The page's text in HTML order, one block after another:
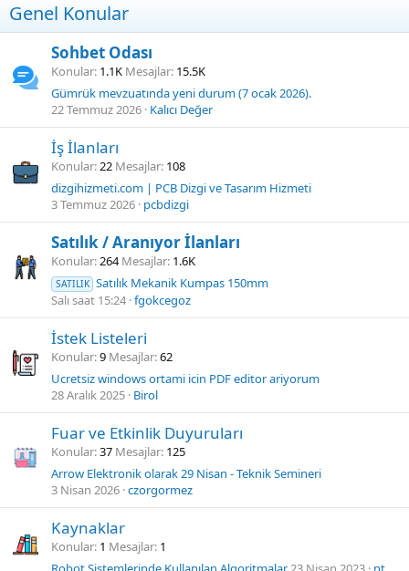
Genel Konular
Sohbet Odası
Konular 1.1K Mesajlar 15.5K
Gümrük mevzuatında yeni durum (7 ocak 2026).
22 Temmuz 2026 Kalıcı Değer
İş İlanları
Konular 22 Mesajlar 108
dizgihizmeti.com | PCB Dizgi ve Tasarım Hizmeti
3 Temmuz 2026 pcbdizgi
Satılık / Aranıyor İlanları
Konular 264 Mesajlar 1.6K
SATILIK Satılık Mekanik Kumpas 150mm
Salı saat 15:24 fgokcegoz
İstek Listeleri
Konular 9 Mesajlar 62
Ucretsiz windows ortami icin PDF editor ariyorum
28 Aralık 2025 Birol
Fuar ve Etkinlik Duyuruları
Konular 37 Mesajlar 125
Arrow Elektronik olarak 29 Nisan - Teknik Semineri
3 Nisan 2026 czorgormez
Kaynaklar
Konular 1 Mesajlar 1